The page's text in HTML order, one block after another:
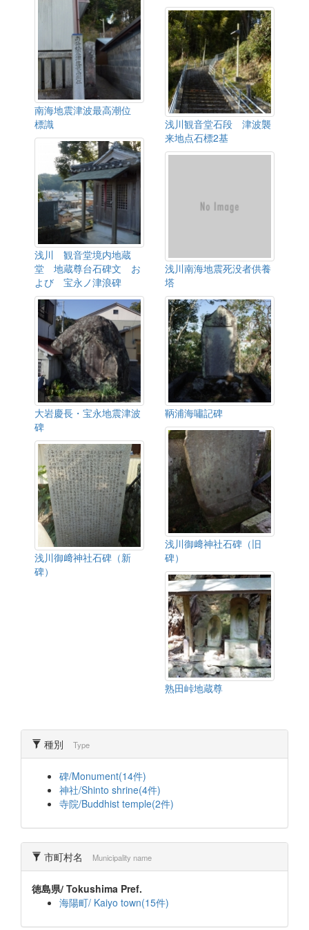
南海地震津波最高潮位
標識
浅川観音堂石段 津波襲
来地点石標2基
浅川 観音堂境内地蔵
堂 地蔵尊台石碑文 お
よび 宝永ノ津浪碑
浅川南海地震死没者供養
塔
大岩慶長・宝永地震津波
碑
鞆浦海嘯記碑
浅川御﨑神社石碑（旧
碑）
浅川御﨑神社石碑（新
碑）
熟田峠地蔵尊
種別 Type
碑/Monument(14件)
神社/Shinto shrine(4件)
寺院/Buddhist temple(2件)
市町村名 Municipality name
徳島県/ Tokushima Pref.
海陽町/ Kaiyo town(15件)